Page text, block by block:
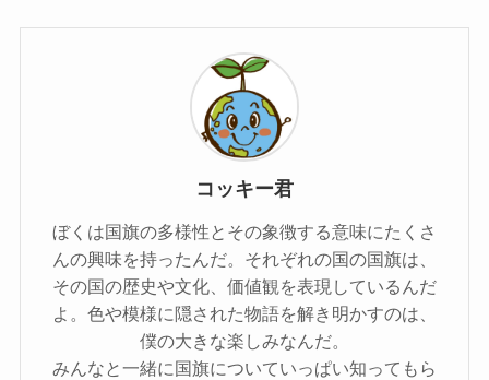
コッキー君
ぼくは国旗の多様性とその象徴する意味にたくさ
んの興味を持ったんだ。それぞれの国の国旗は、
その国の歴史や文化、価値観を表現しているんだ
よ。色や模様に隠された物語を解き明かすのは、
僕の大きな楽しみなんだ。
みんなと一緒に国旗についていっぱい知ってもら